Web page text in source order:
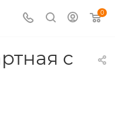
0
с